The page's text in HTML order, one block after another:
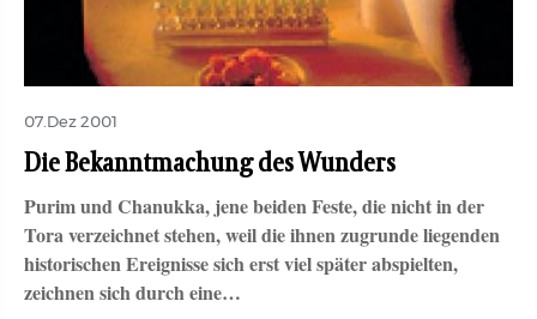
07.Dez 2001
Die Bekanntmachung des Wunders
Purim und Chanukka, jene beiden Feste, die nicht in der
Tora verzeichnet stehen, weil die ihnen zugrunde liegenden
historischen Ereignisse sich erst viel später abspielten,
zeichnen sich durch eine…